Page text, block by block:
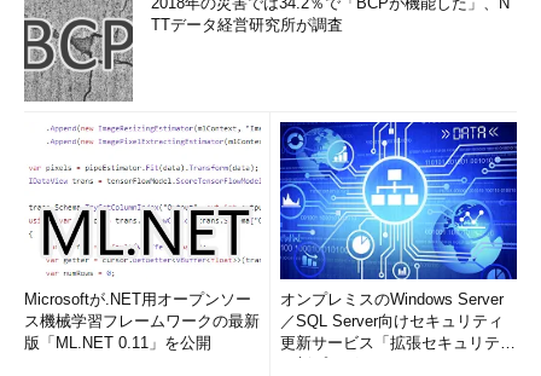
めて行った施策だ。移行後の混乱を未然に防ぐことにつながった
という。
「完全HTTPS化によって、意思決定も円滑になった」
加えて、「完全HTTPS化によって、改修の意思決定の速度向
上にも貢献した」と星氏は語る。
Webサービスの中には、セキュリティ上重要なページだけを
HTTPS化するというアプローチを行っているものは、まだ非常
に多く存在する。以前のクックパッドでも同様の運用だったが、
全てのページをHTTPS化することによって、新規開発の際に
「HTTPSにするかどうか」議論することがなくなり、開発速度
TTデータ経営研究所が調査
Microsoftが.NET用オープンソー
ス機械学習フレームワークの最新
版「ML.NET 0.11」を公開
オンプレミスのWindows Server
／SQL Server向けセキュリティ
更新サービス「拡張セキュリティ